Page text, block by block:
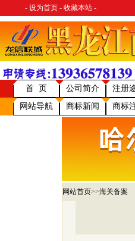
- 设为首页 - 收藏本站 -
首 页 公司简介 注册
网站导航
商标新闻 商标
网站首页>>海关备案